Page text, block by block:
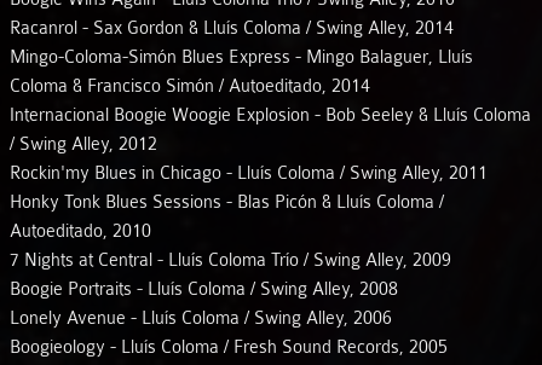
Racanrol - Sax Gordon & Lluís Coloma / Swing Alley, 2014
Mingo-Coloma-Simón Blues Express - Mingo Balaguer, Lluís
Coloma & Francisco Simón / Autoeditado, 2014
Internacional Boogie Woogie Explosion - Bob Seeley & Lluís Coloma
/ Swing Alley, 2012
Rockin'my Blues in Chicago - Lluís Coloma / Swing Alley, 2011
Honky Tonk Blues Sessions - Blas Picón & Lluís Coloma /
Autoeditado, 2010
7 Nights at Central - Lluís Coloma Trío / Swing Alley, 2009
Boogie Portraits - Lluís Coloma / Swing Alley, 2008
Lonely Avenue - Lluís Coloma / Swing Alley, 2006
Boogieology - Lluís Coloma / Fresh Sound Records, 2005